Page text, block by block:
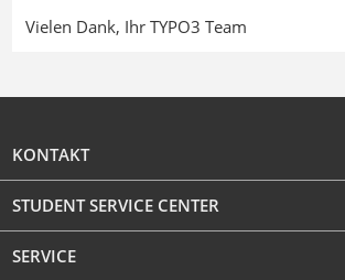
Vielen Dank, Ihr TYPO3 Team
KONTAKT
STUDENT SERVICE CENTER
SERVICE